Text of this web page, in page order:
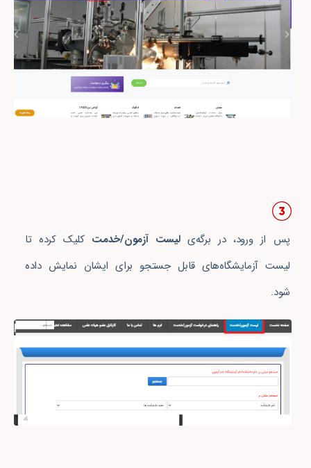
پس از ورود، در برگه‌یلیست آزمون/خدمت کلیک کرده تا
لیست آزمایشگاه‌های قابل جستجو برای ایشان نمایش داده
شود.